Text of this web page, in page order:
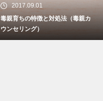
2017.09.01
毒親育ちの特徴と対処法（毒親カ
ウンセリング）